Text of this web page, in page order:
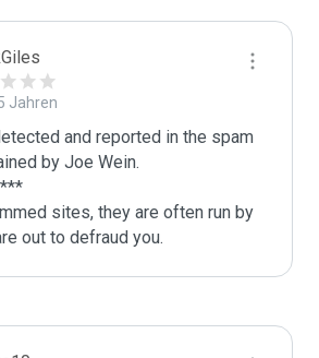
Jahren
and reported in the spam
by Joe Wein.
sites, they are often run by
out to defraud you.